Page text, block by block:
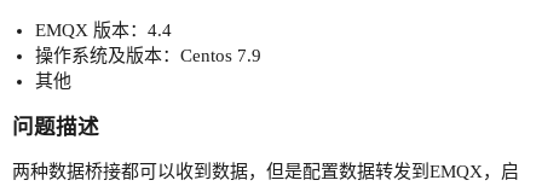
EMQX 版本：4.4
操作系统及版本：Centos 7.9
其他
问题描述
两种数据桥接都可以收到数据，但是配置数据转发到EMQX，启